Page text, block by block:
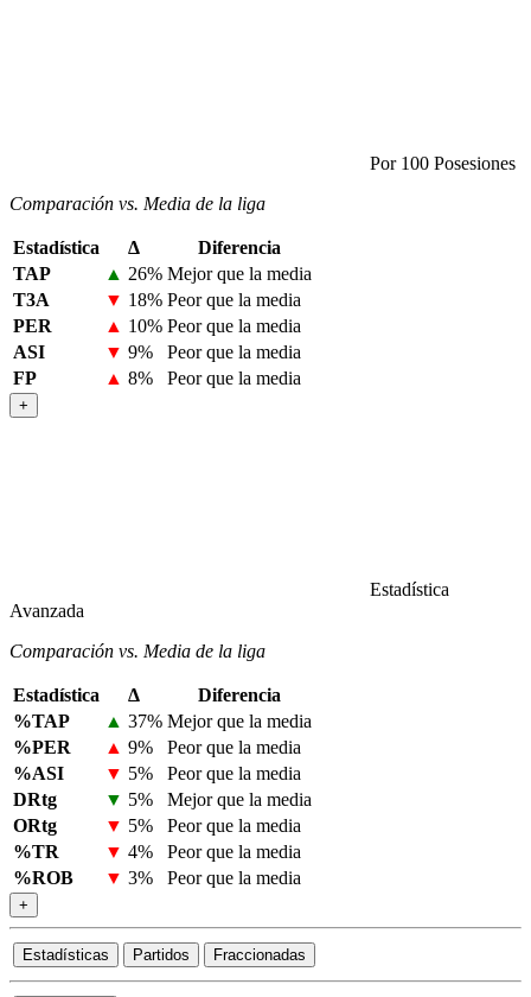
Por 100 Posesiones
Comparación vs. Media de la liga
Estadística Δ
Diferencia
TAP
▲ 26% Mejor que la media
T3A
▼ 18% Peor que la media
PER
▲ 10% Peor que la media
ASI
▼ 9%
Peor que la media
FP
▲ 8% Peor que la media
+
Estadística
Avanzada
Comparación vs. Media de la liga
Estadística Δ
Diferencia
%TAP
▲ 37% Mejor que la media
%PER
▲ 9%
Peor que la media
%ASI
▼ 5%
Peor que la media
DRtg
▼ 5%
Mejor que la media
ORtg
▼ 5%
Peor que la media
%TR
▼ 4%
Peor que la media
%ROB
▼ 3% Peor que la media
+
Estadísticas Partidos Fraccionadas